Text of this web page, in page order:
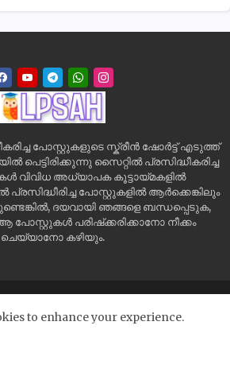
പോസ്റ്റുകളുടെ സ്ക്രീൻ ഷോർട്ട് എടുത്ത്
പെട്ടിരിക്കുന്നു സൈറ്റിൽ പ്രസിദ്ധീകരിച്ച
വിവിധ അധ്യാപക കൂട്ടായ്മകളിൽ
പോസ്റ്റുകളിൽ ആർക്കെങ്കിലും
ദയവായി ഞങ്ങളെ ബന്ധപ്പെടുക,
പരിഷ്‌ക്കരിക്കാനോ നീക്കം
ചെയ്യാനോ കഴിയും.
Disclaimer
to enhance your experience.